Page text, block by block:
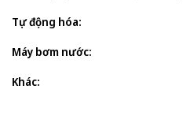
Tự động hóa:
Máy bơm nước:
Khác: